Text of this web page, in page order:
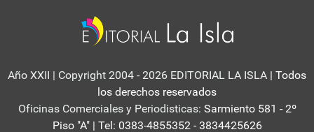
Año XXII | Copyright 2004 - 2026 EDITORIAL LA ISLA | Todos
los derechos reservados
Oficinas Comerciales y Periodisticas: Sarmiento 581 - 2º
Piso "A" | Tel: 0383-4855352 - 3834425626